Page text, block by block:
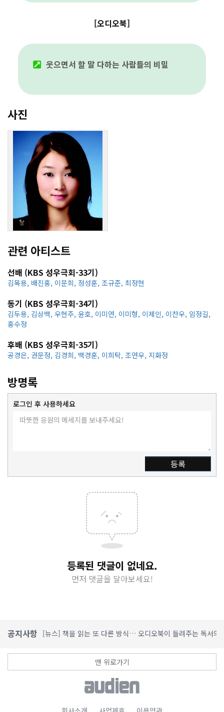
[오디오북]
웃으면서 할 말 다하는 사람들의 비밀
사진
관련 아티스트
선배 (KBS 성우극회-33기)
김목용, 배진홍, 이문희, 정성훈, 조규준, 최정현
동기 (KBS 성우극회-34기)
김두용, 김상백, 우현주, 윤호, 이미연, 이미형, 이제인, 이찬우, 임정길,
홍수정
후배 (KBS 성우극회-35기)
공경은, 권문정, 김경희, 백경훈, 이희탁, 조연우, 지화정
방명록
로그인 후 사용하세요
등록
등록된 댓글이 없네요.
먼저 댓글을 달아보세요!
공지사항 [뉴스] 책을 읽는 또 다른 방식… 오디오북이 들려주는 독서의
[뉴스] 4월 대학 및 공공도서관 대상 오디오북 체험 행사 본격
[뉴스] 오디언, 'AI plus 오디오북' 1,000종 공개
[뉴스] 독서의 재발견, AI 오디오북이 여는 스토리텔링
맨 위로가기